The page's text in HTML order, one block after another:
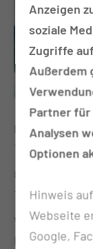
Datum
14.05.2025
Uhrzeit
16:30 Uhr
Hörsaal Haus
Anzeigen
soziale
Zugriffe
Außerdem
Partner für
Analysen
Optionen
Hinweis
Webseite
Google,